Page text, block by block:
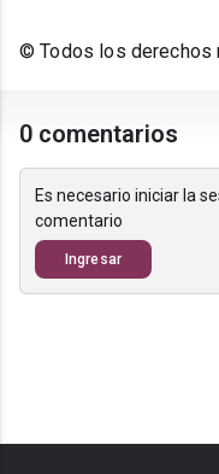
© Todos los derechos
0 comentarios
Es necesario iniciar la
comentario
Ingresar